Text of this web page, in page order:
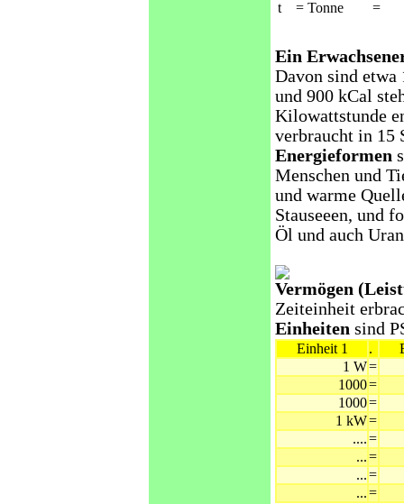
t = Tonne =
Ein
Davon sind
und 900 kCal
Kilowattstunde
verbraucht in 15
Energieformen
Menschen und
und warme
Stauseeen, und
Öl und auch
Vermögen
Zeiteinheit
Einheiten sind
Einheit 1 .
1 W=
1000=
1000=
1 kW=
....=
...=
...=
...=